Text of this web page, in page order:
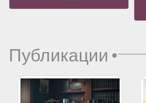
Публикации•